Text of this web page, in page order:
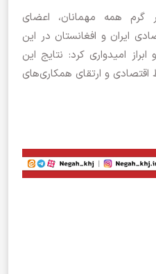
همه مهمانان، اعضای
ایران و افغانستان در این
امیدواری کرد: نتایج این
و ارتقای همکاری‌های